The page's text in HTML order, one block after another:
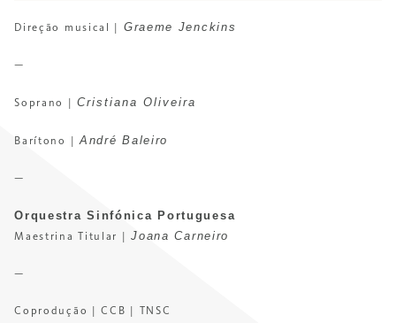
Direção musical | Graeme Jenckins
—
Soprano |Cristiana Oliveira
Barítono |André Baleiro
—
Orquestra Sinfónica Portuguesa
Maestrina Titular |Joana Carneiro
—
Coprodução | CCB | TNSC